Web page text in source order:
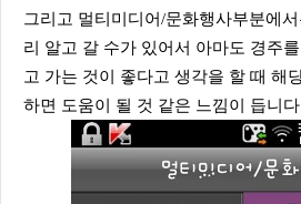
그리고 멀티미디어/문화행사부분에서
리 알고 갈 수가 있어서 아마도 경주
고 가는 것이 좋다고 생각을 할 때 해
하면 도움이 될 것 같은 느낌이 듭니